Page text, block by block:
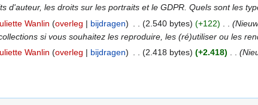
d'auteur, les droits sur les portraits et le GDPR. Quels sont les
Wanlin overleg bijdragen 2.540 bytes +122
si vous souhaitez les reproduire, les (ré)utiliser ou les
Wanlin overleg bijdragen 2.418 bytes +2.418